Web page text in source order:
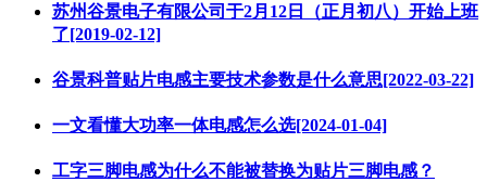
苏州谷景电子有限公司于2月12日（正月初八）开始上班
了[2019-02-12]
谷景科普贴片电感主要技术参数是什么意思[2022-03-22]
一文看懂大功率一体电感怎么选[2024-01-04]
工字三脚电感为什么不能被替换为贴片三脚电感？